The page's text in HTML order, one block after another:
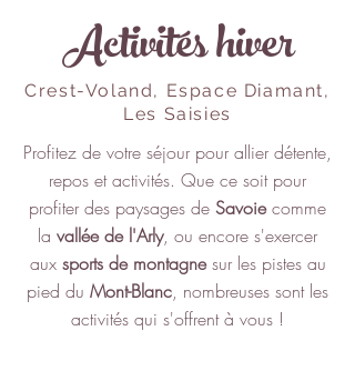
Activités hiver
Crest-Voland, Espace Diamant,
Les Saisies
Profitez de votre séjour pour allier détente,
repos et activités. Que ce soit pour
profiter des paysages de Savoiecomme
la vallée de l'Arly, ou encore s'exercer
aux sports de montagnesur les pistes au
pied du Mont-Blanc, nombreuses sont les
activités qui s'offrent à vous !